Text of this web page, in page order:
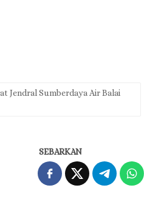
Jendral Sumberdaya Air Balai
SEBARKAN